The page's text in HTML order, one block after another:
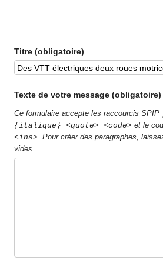
Titre (obligatoire)
Texte de votre message (obligatoire)
Ce formulaire accepte les raccourcis SPIP
{italique} <quote> <code> et le
<ins> . Pour créer des paragraphes,
vides.